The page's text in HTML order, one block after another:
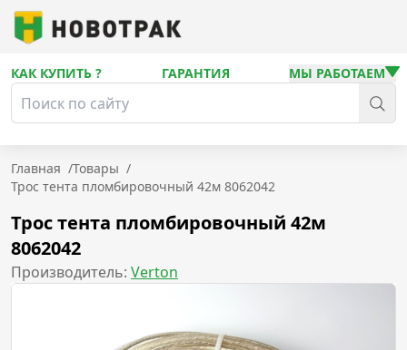
КАК КУПИТЬ ? ГАРАНТИЯ МЫ РАБОТАЕМ
Главная /Товары /
Трос тента пломбировочный 42м 8062042
Трос тента пломбировочный 42м
8062042
Производитель: Verton